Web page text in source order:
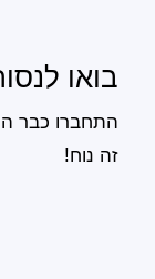
בואו
התחברו כבר
זה נוח!